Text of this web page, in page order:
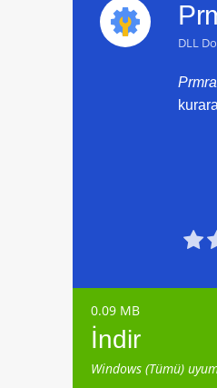
DLL

0.09 MB
İndir
Windows (Tümü)